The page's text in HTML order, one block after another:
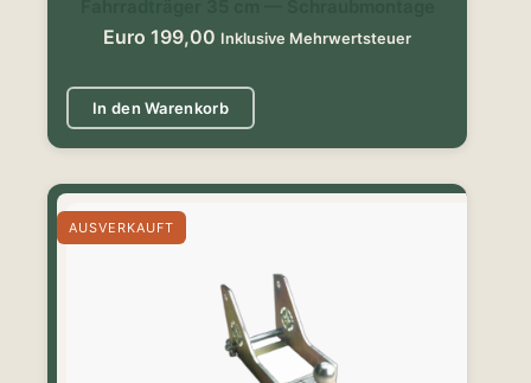
Euro 199,00 Inklusive Mehrwertsteuer
In den Warenkorb
AUSVERKAUFT